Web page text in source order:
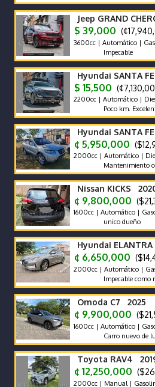
Jeep GRAND
$ 39,000
3600cc | Automático |
Impecable
Hyundai SANTA
$ 15,500
2200cc | Automático |
Poco km. Excelente
Hyundai SANTA
¢ 5,950,000
2000cc | Automático |
Mantenimiento
Nissan KICKS
¢ 9,800,000
1600cc | Automático |
unico dueño
Hyundai
¢ 6,650,000
2000cc | Automático |
Impecable como
Omoda C7 2025
¢ 9,900,000
1600cc | Automático |
Carro nuevo de lujo.
Toyota RAV4
¢ 12,250,000
2000cc | Manual |